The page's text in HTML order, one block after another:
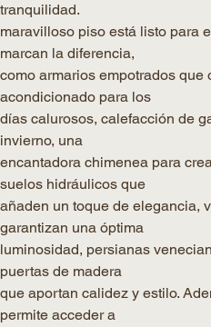
tranquilidad.
maravilloso piso está listo para
marcan la diferencia,
como armarios empotrados que
acondicionado para los
días calurosos, calefacción de
invierno, una
encantadora chimenea para
suelos hidráulicos que
añaden un toque de elegancia,
garantizan una óptima
luminosidad, persianas
puertas de madera
que aportan calidez y estilo.
permite acceder a